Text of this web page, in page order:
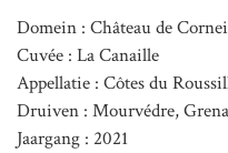
Domein : Château de
Cuvée : La Canaille
Appellatie : Côtes du
Druiven : Mourvédre,
Jaargang : 2021